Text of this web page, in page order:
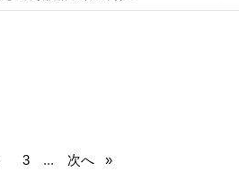
3 ... 次へ